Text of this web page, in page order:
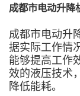
成都市电动升降
成都市电动升
据实际工作情
能够提高工作
效的液压技术
降低能耗。